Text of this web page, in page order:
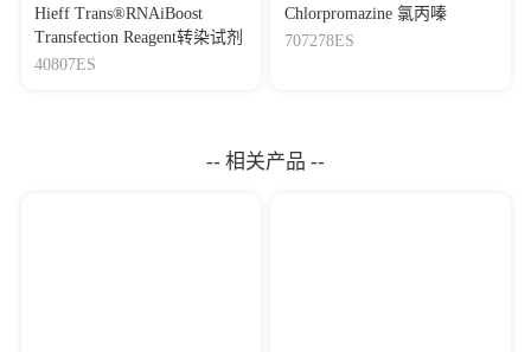
Hieff Trans®RNAiBoost
Transfection Reagent转染试剂
40807ES
Chlorpromazine 氯丙嗪
707278ES
-- 相关产品 --